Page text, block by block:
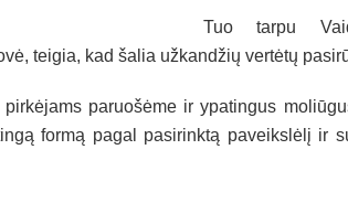
Tuo tarpu
teigia, kad šalia užkandžių vertėtų
pirkėjams paruošėme ir ypatingus
formą pagal pasirinktą paveikslėlį ir